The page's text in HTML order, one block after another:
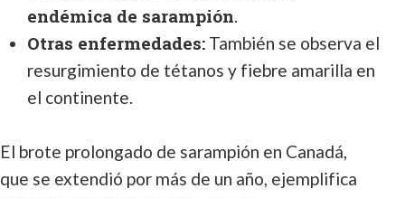
endémica de sarampión.
Otras enfermedades: También se observa el
resurgimiento de tétanos y fiebre amarilla en
el continente.
El brote prolongado de sarampión en Canadá,
que se extendió por más de un año, ejemplifica